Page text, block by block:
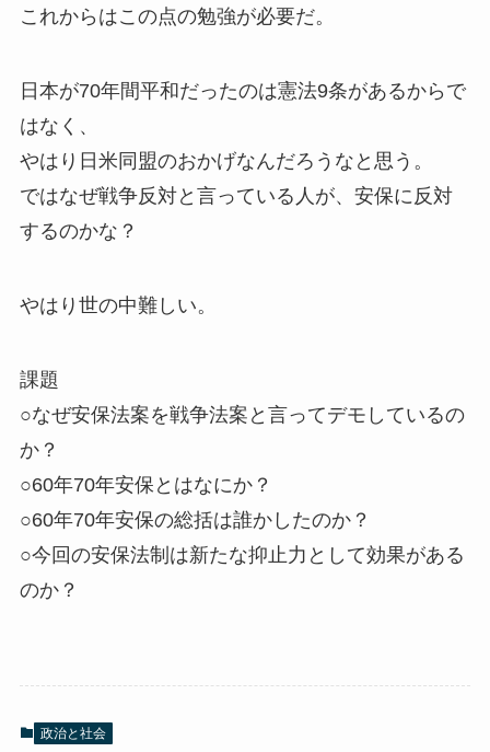
これからはこの点の勉強が必要だ。
日本が70年間平和だったのは憲法9条があるからで
はなく、
やはり日米同盟のおかげなんだろうなと思う。
ではなぜ戦争反対と言っている人が、安保に反対
するのかな？
やはり世の中難しい。
課題
○なぜ安保法案を戦争法案と言ってデモしているの
か？
○60年70年安保とはなにか？
○60年70年安保の総括は誰かしたのか？
○今回の安保法制は新たな抑止力として効果がある
のか？
政治と社会